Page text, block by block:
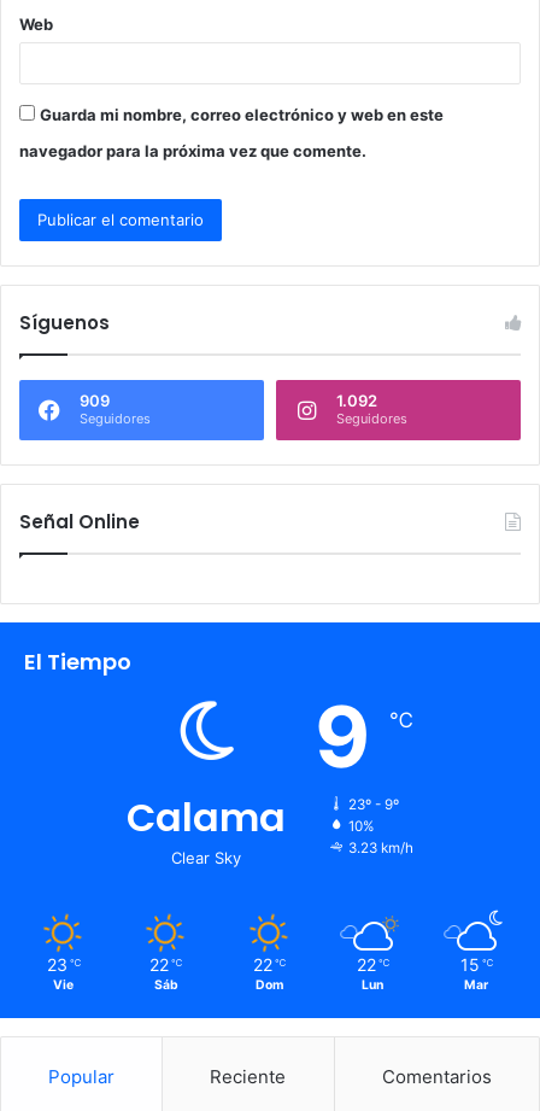
Web
Guarda mi nombre, correo electrónico y web en este
navegador para la próxima vez que comente.
Síguenos
909
Seguidores
1.092
Seguidores
Señal Online
El Tiempo
Calama
Clear Sky
9 ℃
23º - 9º
10%
3.23 km/h
23 ℃
Vie
22 ℃
Sáb
22 ℃
Dom
22 ℃
Lun
15 ℃
Mar
Popular Reciente Comentarios